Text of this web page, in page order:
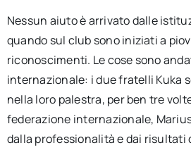
Nessun aiuto è arrivato dalle
quando sul club sono iniziati a
riconoscimenti. Le cose sono
internazionale: i due fratelli Kuka
nella loro palestra, per ben tre
federazione internazionale,
dalla professionalità e dai risultati